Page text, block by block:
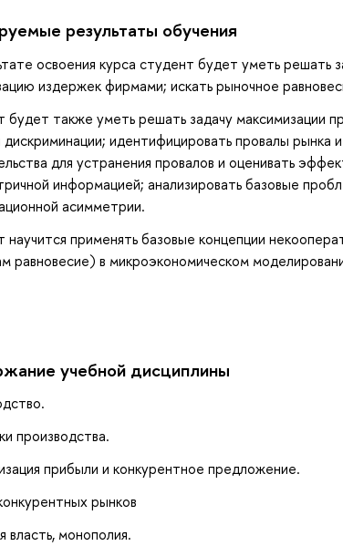
результаты обучения
освоения курса студент будет уметь
издержек фирмами; искать рыночное
будет также уметь решать задачу максимизации
дискриминации; идентифицировать провалы рынка
для устранения провалов и оценивать
информацией; анализировать базовые
асимметрии.
научится применять базовые концепции
равновесие) в микроэкономическом
учебной дисциплины
производства.
прибыли и конкурентное предложение.
рынков
власть, монополия.